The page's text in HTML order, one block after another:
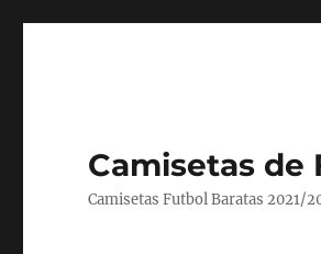
Camisetas de
Camisetas Futbol Baratas 2021/